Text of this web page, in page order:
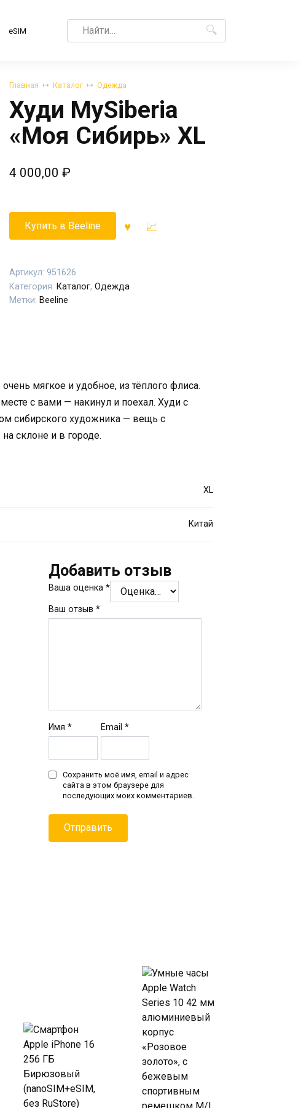
eSIM
Search
for:
Главная Каталог Одежда
Худи MySiberia
«Моя Сибирь» XL
4 000,00 ₽
Купить в Beeline
Артикул: 951626
Категория: Каталог, Одежда
Метки: Beeline
мягкое и удобное, из тёплого флиса.
с вами — накинул и поехал. Худи с
сибирского художника — вещь с
склоне и в городе.
XL
Китай
Добавить отзыв
Ваша оценка*
Ваш отзыв*
Имя* Email *
Сохранить моё имя, email и адрес
сайта в этом браузере для
последующих моих комментариев.